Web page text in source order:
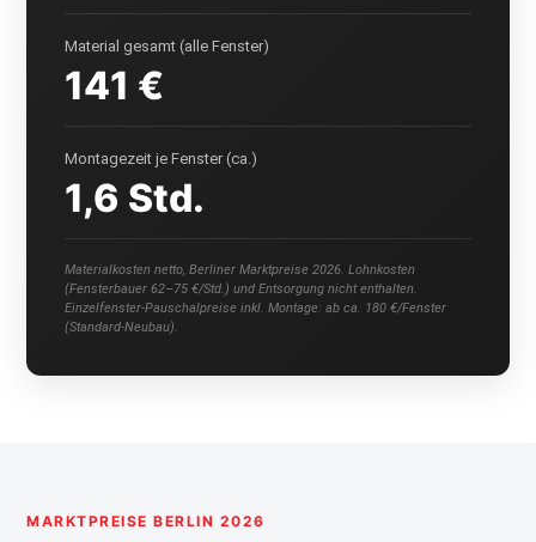
Material gesamt (alle Fenster)
141 €
Montagezeit je Fenster (ca.)
1,6 Std.
Materialkosten netto, Berliner Marktpreise 2026. Lohnkosten
(Fensterbauer 62–75 €/Std.) und Entsorgung nicht enthalten.
Einzelfenster-Pauschalpreise inkl. Montage: ab ca. 180 €/Fenster
(Standard-Neubau).
MARKTPREISE BERLIN 2026